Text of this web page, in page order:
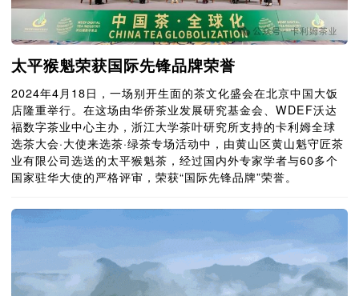
太平猴魁荣获国际先锋品牌荣誉
2024年4月18日，一场别开生面的茶文化盛会在北京中国大饭
店隆重举行。在这场由华侨茶业发展研究基金会、WDEF沃达
福数字茶业中心主办，浙江大学茶叶研究所支持的卡利姆全球
选茶大会·大使来选茶·绿茶专场活动中，由黄山区黄山魁守匠茶
业有限公司选送的太平猴魁茶，经过国内外专家学者与60多个
国家驻华大使的严格评审，荣获“国际先锋品牌”荣誉。